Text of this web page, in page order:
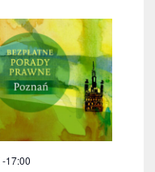
-17:00